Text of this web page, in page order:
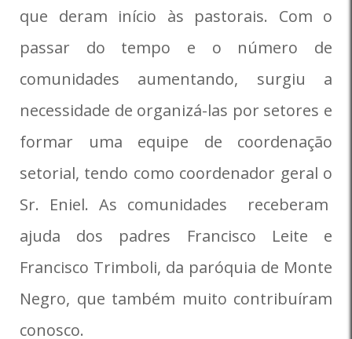
que deram início às pastorais. Com o
passar do tempo e o número de
comunidades aumentando, surgiu a
necessidade de organizá-las por setores e
formar uma equipe de coordenação
setorial, tendo como coordenador geral o
Sr. Eniel. As comunidades receberam
ajuda dos padres Francisco Leite e
Francisco Trimboli, da paróquia de Monte
Negro, que também muito contribuíram
conosco.